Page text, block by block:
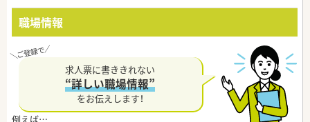
職場情報
求人票に書ききれない
“詳しい職場情報”
をお伝えします！